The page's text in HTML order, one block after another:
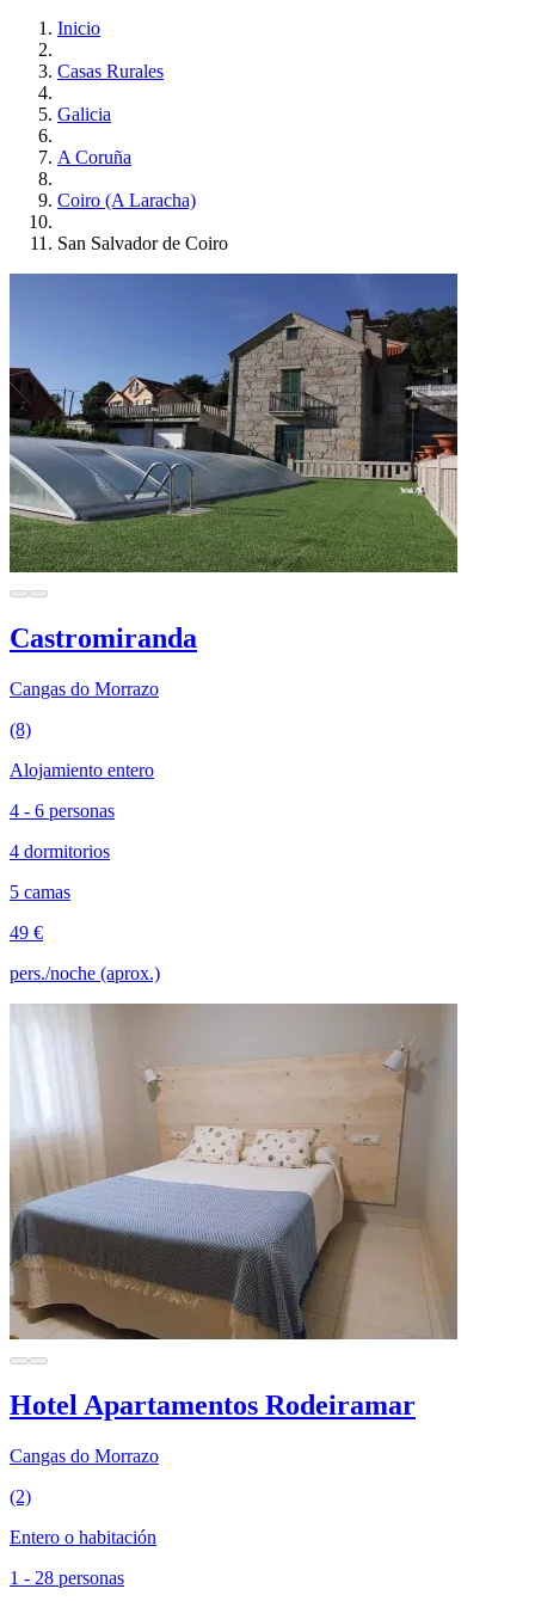
Inicio
Casas Rurales
Galicia
A Coruña
Coiro (A Laracha)
San Salvador de Coiro
Castromiranda
Cangas do Morrazo
(8)
Alojamiento entero
4 - 6 personas
4 dormitorios
5 camas
49 €
pers./noche (aprox.)
Hotel Apartamentos Rodeiramar
Cangas do Morrazo
(2)
Entero o habitación
1 - 28 personas